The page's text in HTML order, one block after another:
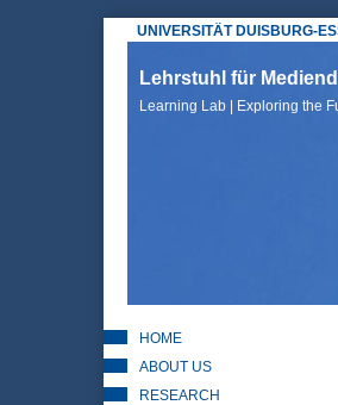
UNIVERSITÄT DUISBURG-
Hauptmenü
Lehrstuhl für
Learning Lab | Exploring the
HOME
ABOUT US
RESEARCH